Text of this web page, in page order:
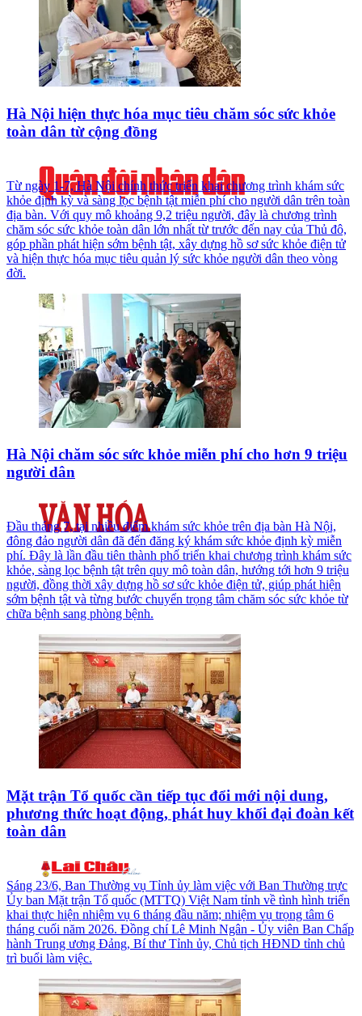
Hà Nội hiện thực hóa mục tiêu chăm sóc sức khỏe
toàn dân từ cộng đồng
Từ ngày 1-7, Hà Nội chính thức triển khai chương trình khám sức
khỏe định kỳ và sàng lọc bệnh tật miễn phí cho người dân trên toàn
địa bàn. Với quy mô khoảng 9,2 triệu người, đây là chương trình
chăm sóc sức khỏe toàn dân lớn nhất từ trước đến nay của Thủ đô,
góp phần phát hiện sớm bệnh tật, xây dựng hồ sơ sức khỏe điện tử
và hiện thực hóa mục tiêu quản lý sức khỏe người dân theo vòng
đời.
Hà Nội chăm sóc sức khỏe miễn phí cho hơn 9 triệu
người dân
Đầu tháng 7, tại nhiều điểm khám sức khỏe trên địa bàn Hà Nội,
đông đảo người dân đã đến đăng ký khám sức khỏe định kỳ miễn
phí. Đây là lần đầu tiên thành phố triển khai chương trình khám sức
khỏe, sàng lọc bệnh tật trên quy mô toàn dân, hướng tới hơn 9 triệu
người, đồng thời xây dựng hồ sơ sức khỏe điện tử, giúp phát hiện
sớm bệnh tật và từng bước chuyển trọng tâm chăm sóc sức khỏe từ
chữa bệnh sang phòng bệnh.
Mặt trận Tổ quốc cần tiếp tục đổi mới nội dung,
phương thức hoạt động, phát huy khối đại đoàn kết
toàn dân
Sáng 23/6, Ban Thường vụ Tỉnh ủy làm việc với Ban Thường trực
Ủy ban Mặt trận Tổ quốc (MTTQ) Việt Nam tỉnh về tình hình triển
khai thực hiện nhiệm vụ 6 tháng đầu năm; nhiệm vụ trọng tâm 6
tháng cuối năm 2026. Đồng chí Lê Minh Ngân - Ủy viên Ban Chấp
hành Trung ương Đảng, Bí thư Tỉnh ủy, Chủ tịch HĐND tỉnh chủ
trì buổi làm việc.